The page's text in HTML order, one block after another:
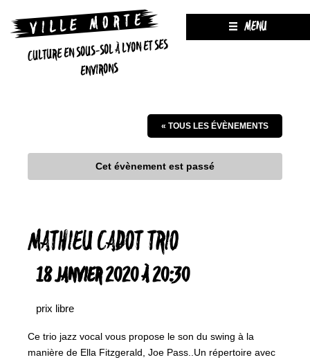
CULTURE EN SOUS-SOL À LYON ET SES
ENVIRONS
MENU
« TOUS LES ÉVÈNEMENTS
Cet évènement est passé
MATHIEU CADOT TRIO
18 JANVIER 2020 À 20:30
prix libre
Ce trio jazz vocal vous propose le son du swing à la
manière de Ella Fitzgerald, Joe Pass..Un répertoire avec